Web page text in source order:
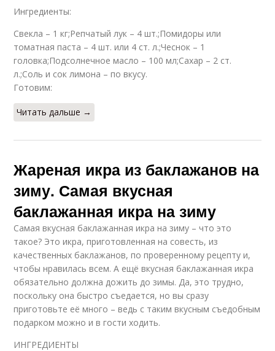
Ингредиенты:
Свекла – 1 кг;Репчатый лук – 4 шт.;Помидоры или
томатная паста – 4 шт. или 4 ст. л.;Чеснок – 1
головка;Подсолнечное масло – 100 мл;Сахар – 2 ст.
л.;Соль и сок лимона – по вкусу.
Готовим:
Читать дальше →
Жареная икра из баклажанов на
зиму. Самая вкусная
баклажанная икра на зиму
Самая вкусная баклажанная икра на зиму – что это
такое? Это икра, приготовленная на совесть, из
качественных баклажанов, по проверенному рецепту и,
чтобы нравилась всем. А ещё вкусная баклажанная икра
обязательно должна дожить до зимы. Да, это трудно,
поскольку она быстро съедается, но вы сразу
приготовьте её много – ведь с таким вкусным съедобным
подарком можно и в гости ходить.
ИНГРЕДИЕНТЫ